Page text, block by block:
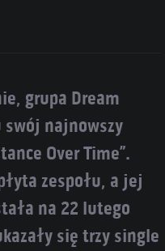
grupa Dream
najnowszy
Over Time”.
zespołu, a jej
na 22 lutego
się trzy single